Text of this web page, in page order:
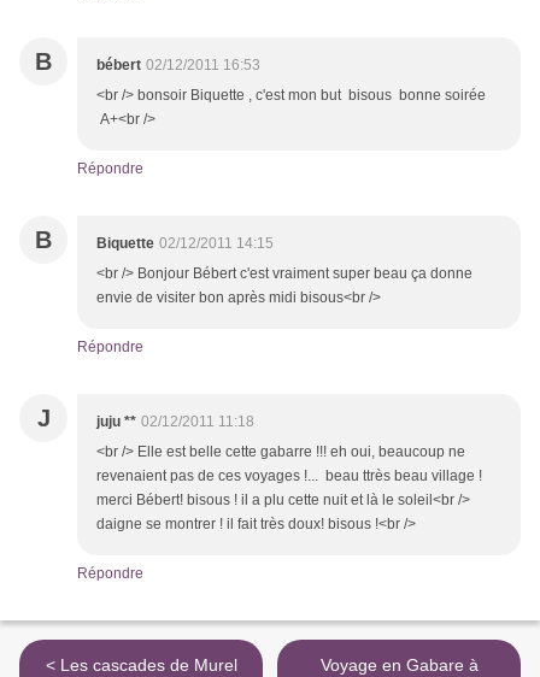
B bébert 02/12/2011 16:53
<br /> bonsoir Biquette , c'est mon but bisous bonne soirée
A+<br />
Répondre
B Biquette 02/12/2011 14:15
<br /> Bonjour Bébert c'est vraiment super beau ça donne
envie de visiter bon après midi bisous<br />
Répondre
J juju ** 02/12/2011 11:18
<br /> Elle est belle cette gabarre !!! eh oui, beaucoup ne
revenaient pas de ces voyages !... beau ttrès beau village !
merci Bébert! bisous ! il a plu cette nuit et là le soleil<br />
daigne se montrer ! il fait très doux! bisous !<br />
Répondre
< Les cascades de Murel
Voyage en Gabare à